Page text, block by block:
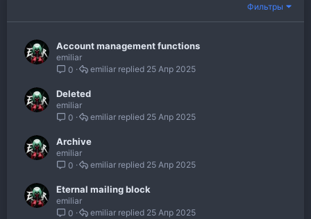
Фильтры
Account management functions
emiliar
0
25 Апр 2025
emiliar
Deleted
emiliar
0
25 Апр 2025
emiliar
Archive
emiliar
0
25 Апр 2025
emiliar
Eternal mailing block
emiliar
0
25 Апр 2025
emiliar